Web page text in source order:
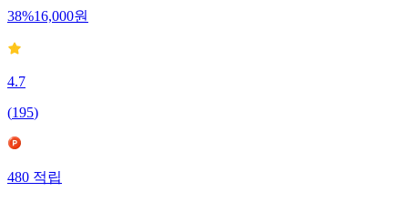
38%16,000원
4.7
(195)
480 적립